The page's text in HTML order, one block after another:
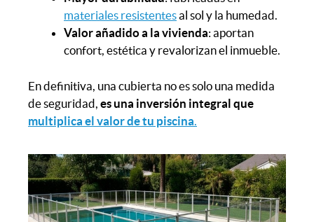
materiales resistentesal sol y la humedad.
Valor añadido a la vivienda: aportan
confort, estética y revalorizan el inmueble.
En definitiva, una cubierta no es solo una medida
de seguridad, es una inversión integral que
multiplica el valor de tu piscina